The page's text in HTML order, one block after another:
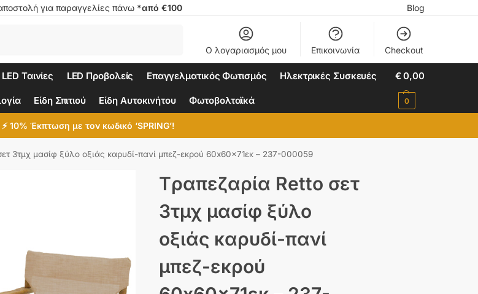
για παραγγελίες πάνω *από €100 Blog
Ο λογαριασμός μου Επικοινωνία Checkout
LED Ταινίες LED Προβολείς Επαγγελματικός Φωτισμός Ηλεκτρικές Συσκευές
Είδη Σπιτιού Είδη Αυτοκινήτου Φωτοβολταϊκά
€0,00
0
10% Έκπτωση με τον κωδικό ‘SPRING’!
3τμχ μασίφ ξύλο οξιάς καρυδί-πανί μπεζ-εκρού 60x60x71εκ – 237-000059
Tραπεζαρία Retto σετ
3τμχ μασίφ ξύλο
οξιάς καρυδί-πανί
μπεζ-εκρού